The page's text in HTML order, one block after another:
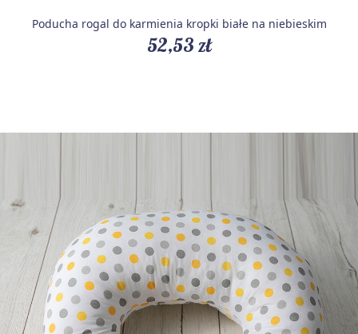
Poducha rogal do karmienia kropki białe na niebieskim
52,53 zł